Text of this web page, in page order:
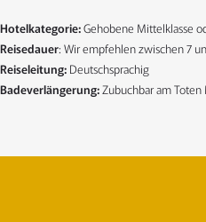
Hotelkategorie:Gehobene Mittelklasse
Reisedauer: Wir empfehlen zwischen 7
Reiseleitung: Deutschsprachig
Badeverlängerung:Zubuchbar am Toten